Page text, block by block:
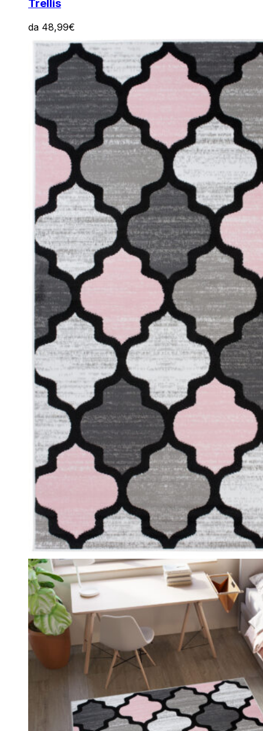
Trellis
da 48,99€